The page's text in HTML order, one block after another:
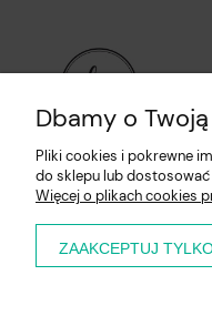
Dbamy o
Pliki cookies i pokrewne
do sklepu lub
Więcej o plikach cookies
ZAAKCEPTUJ